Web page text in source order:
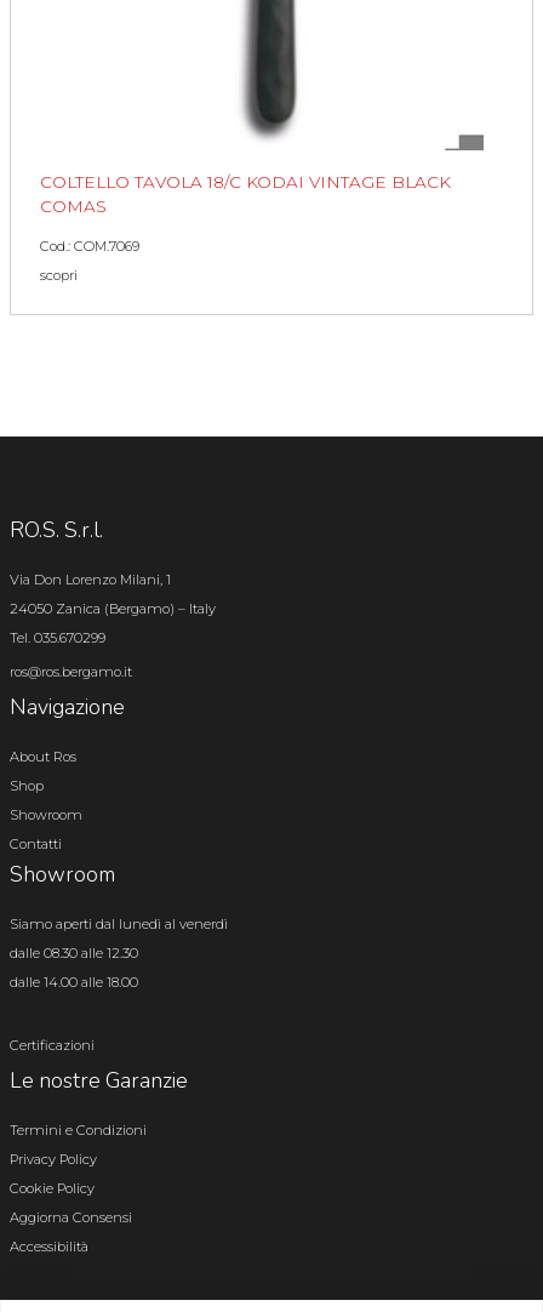
COLTELLO TAVOLA 18/C KODAI VINTAGE BLACK
COMAS
Cod.: COM.7069
scopri
RO.S. S.r.l.
Via Don Lorenzo Milani, 1
24050 Zanica (Bergamo) – Italy
Tel. 035.670299
ros@ros.bergamo.it
Navigazione
About Ros
Shop
Showroom
Contatti
Showroom
Siamo aperti dal lunedì al venerdì
dalle 08.30 alle 12.30
dalle 14.00 alle 18.00
Certificazioni
Le nostre Garanzie
Termini e Condizioni
Privacy Policy
Cookie Policy
Aggiorna Consensi
Accessibilità